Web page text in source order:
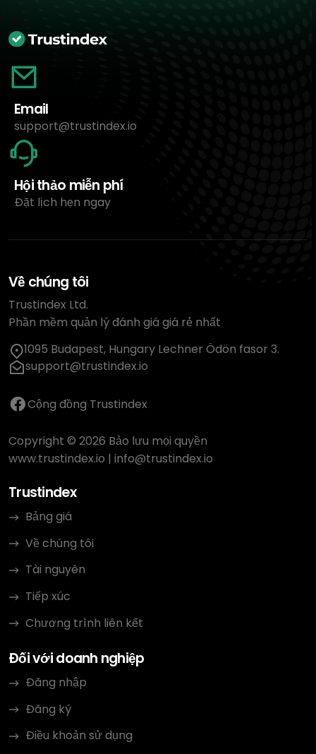
Email
support@trustindex.io
Hội thảo miễn phí
Đặt lịch hẹn ngay
Về chúng tôi
Trustindex Ltd.
Phần mềm quản lý đánh giá giá rẻ nhất
1095 Budapest, Hungary Lechner Ödön fasor 3.
support@trustindex.io
Cộng đồng Trustindex
Copyright © 2026 Bảo lưu mọi quyền
www.trustindex.io | info@trustindex.io
Trustindex
Bảng giá
Về chúng tôi
Tài nguyên
Tiếp xúc
Chương trình liên kết
Đối với doanh nghiệp
Đăng nhập
Đăng ký
Điều khoản sử dụng